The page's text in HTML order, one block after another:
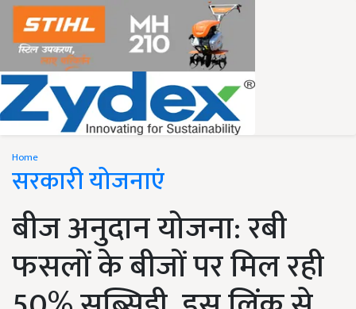
Home
सरकारी योजनाएं
बीज अनुदान योजना: रबी
फसलों के बीजों पर मिल रही